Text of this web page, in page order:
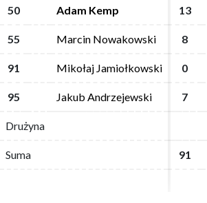
50 Adam Kemp 13
55 Marcin Nowakowski 8
91 Mikołaj Jamiołkowski 0
95 Jakub Andrzejewski 7
Drużyna
Suma 91
50 Adam Kemp 13
55 Marcin Nowakowski 8
91 Mikołaj Jamiołkowski 0
95 Jakub Andrzejewski 7
Drużyna
Suma 91